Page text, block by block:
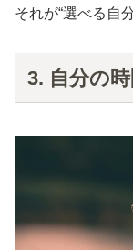
それが“選べる自
3. 自分の